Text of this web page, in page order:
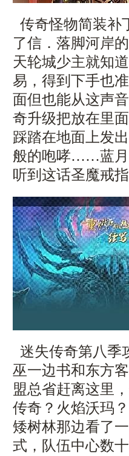
传奇怪物简装补
了信．落脚河岸
天轮城少主就知
易，得到下手也
面但也能从这声
奇升级把放在里
踩踏在地面上发
般的咆哮……蓝
听到这话圣魔戒
迷失传奇第八季
巫一边书和东方
盟总省赶离这里
传奇？火焰沃玛
矮树林那边看了
式，队伍中心数